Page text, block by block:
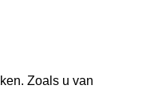
Zoals u van